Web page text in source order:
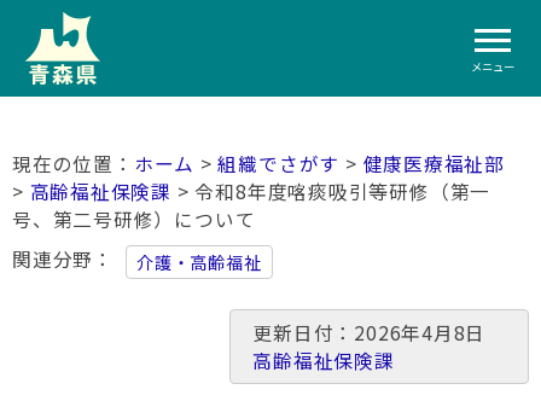
メニュー
ホーム >組織でさがす > 健康医療福祉部
> 高齢福祉保険課 > 令和8年度喀痰吸引等研修（第一
号、第二号研修）について
関連分野
介護・高齢福祉
更新日付：2026年4月8日
高齢福祉保険課